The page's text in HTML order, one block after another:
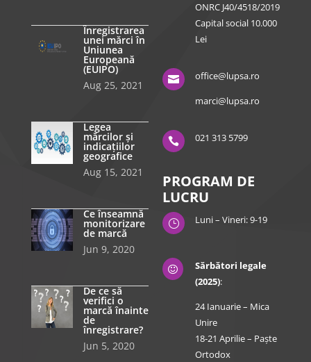
Înregistrarea
unei mărci în
Uniunea
Europeană
(EUIPO)
Aug 25, 2021
Legea
mărcilor și
indicațiilor
geografice
Aug 15, 2021
Ce înseamnă
monitorizare
de marcă
Jun 9, 2020
De ce să
verifici o
marcă înainte
de
înregistrare?
Jun 5, 2020
ONRC J40/4518/2019
Capital social 10.000
Lei

office@lupsa.ro
marci@lupsa.ro
 021 313 5799
PROGRAM DE
LUCRU
} Luni – Vineri: 9-19

Sărbători legale
(2025):
24 Ianuarie – Mica
Unire
18-21 Aprilie – Paște
Ortodox